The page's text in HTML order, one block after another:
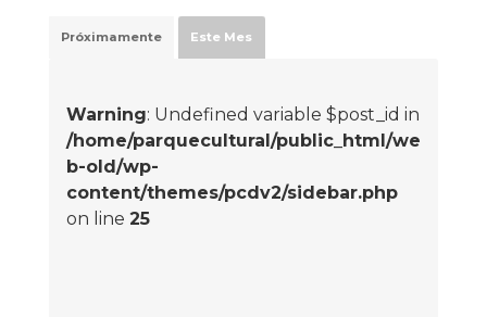
Próximamente Este Mes
Warning: Undefined variable $post_id in
/home/parquecultural/public_html/we
b-old/wp-
content/themes/pcdv2/sidebar.php
on line 25